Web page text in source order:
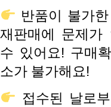
반품이 불가
재판매에 문제가
수 있어요! 구매
소가 불가해요!
접수된 날로
온라인